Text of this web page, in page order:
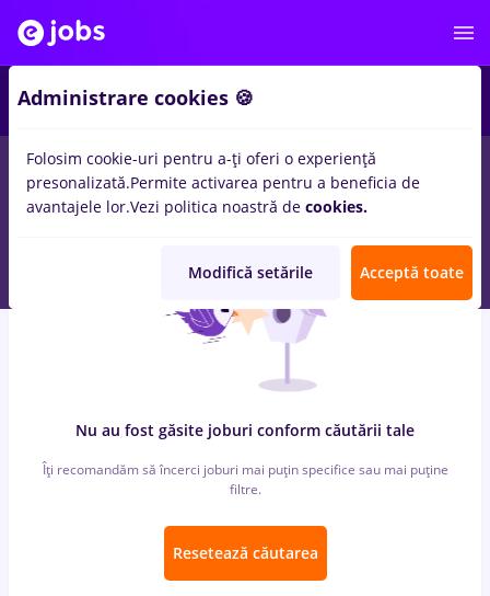
locuri de muncaconectys, Part time inBucuresti
StudentinTransport / Distributie, IT / Telecom
Nu au fost găsite joburi conform căutării tale
Îți recomandăm să încerci joburi mai puțin specifice sau mai puține
filtre.
Resetează căutarea
Administrare cookies 🍪
Folosim cookie-uri pentru a-ți oferi o experiență
presonalizată.Permite activarea pentru a beneficia de
avantajele lor.Vezi politica noastră de cookies.
Modifică setările Acceptă toate